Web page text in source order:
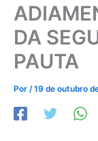
DA
PAUTA
Por /19 de outubro